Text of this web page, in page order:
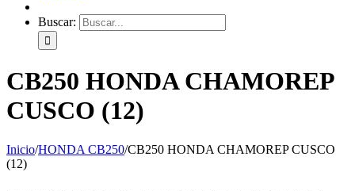
Buscar:
CB250 HONDA CHAMOREP
CUSCO (12)
Inicio/HONDA CB250/CB250 HONDA CHAMOREP CUSCO
(12)